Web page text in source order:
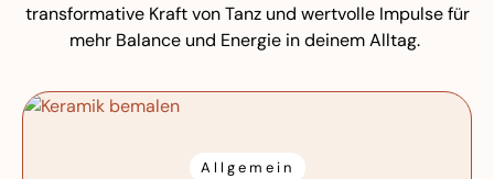
transformative Kraft von Tanz und wertvolle Impulse für
mehr Balance und Energie in deinem Alltag.
Allgemein